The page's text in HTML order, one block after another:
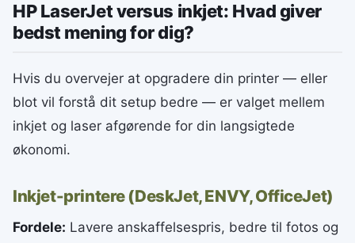
HP LaserJet versus inkjet: Hvad giver
bedst mening for dig?
Hvis du overvejer at opgradere din printer — eller
blot vil forstå dit setup bedre — er valget mellem
inkjet og laser afgørende for din langsigtede
økonomi.
Inkjet-printere (DeskJet, ENVY, OfficeJet)
Fordele: Lavere anskaffelsespris, bedre til fotos og